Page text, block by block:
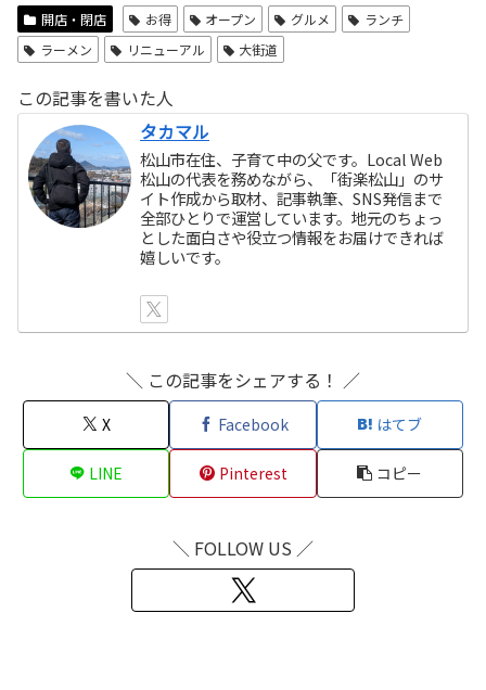
開店・閉店 お得 オープン グルメ
ランチ
ラーメン
リニューアル 大街道
この記事を書いた人
タカマル
松山市在住、子育て中の父です。Local Web
松山の代表を務めながら、「街楽松山」のサ
イト作成から取材、記事執筆、SNS発信まで
全部ひとりで運営しています。地元のちょっ
とした面白さや役立つ情報をお届けできれば
嬉しいです。
＼ この記事をシェアする！ ／
X Facebook はてブ
LINE Pinterest コピー
＼ FOLLOW US ／